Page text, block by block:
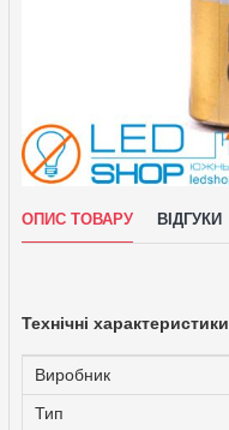
ОПИС ТОВАРУ ВІДГУКИ
Технічні характеристики
Виробник
Тип